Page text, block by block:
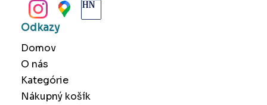
Odkazy
Domov
O nás
Kategórie
Nákupný košík